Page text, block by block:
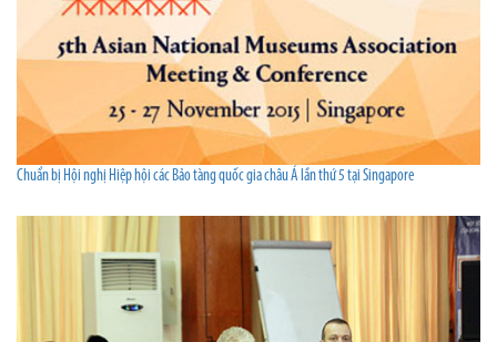
Chuẩn bị Hội nghị Hiệp hội các Bảo tàng quốc gia châu Á lần thứ 5 tại Singapore